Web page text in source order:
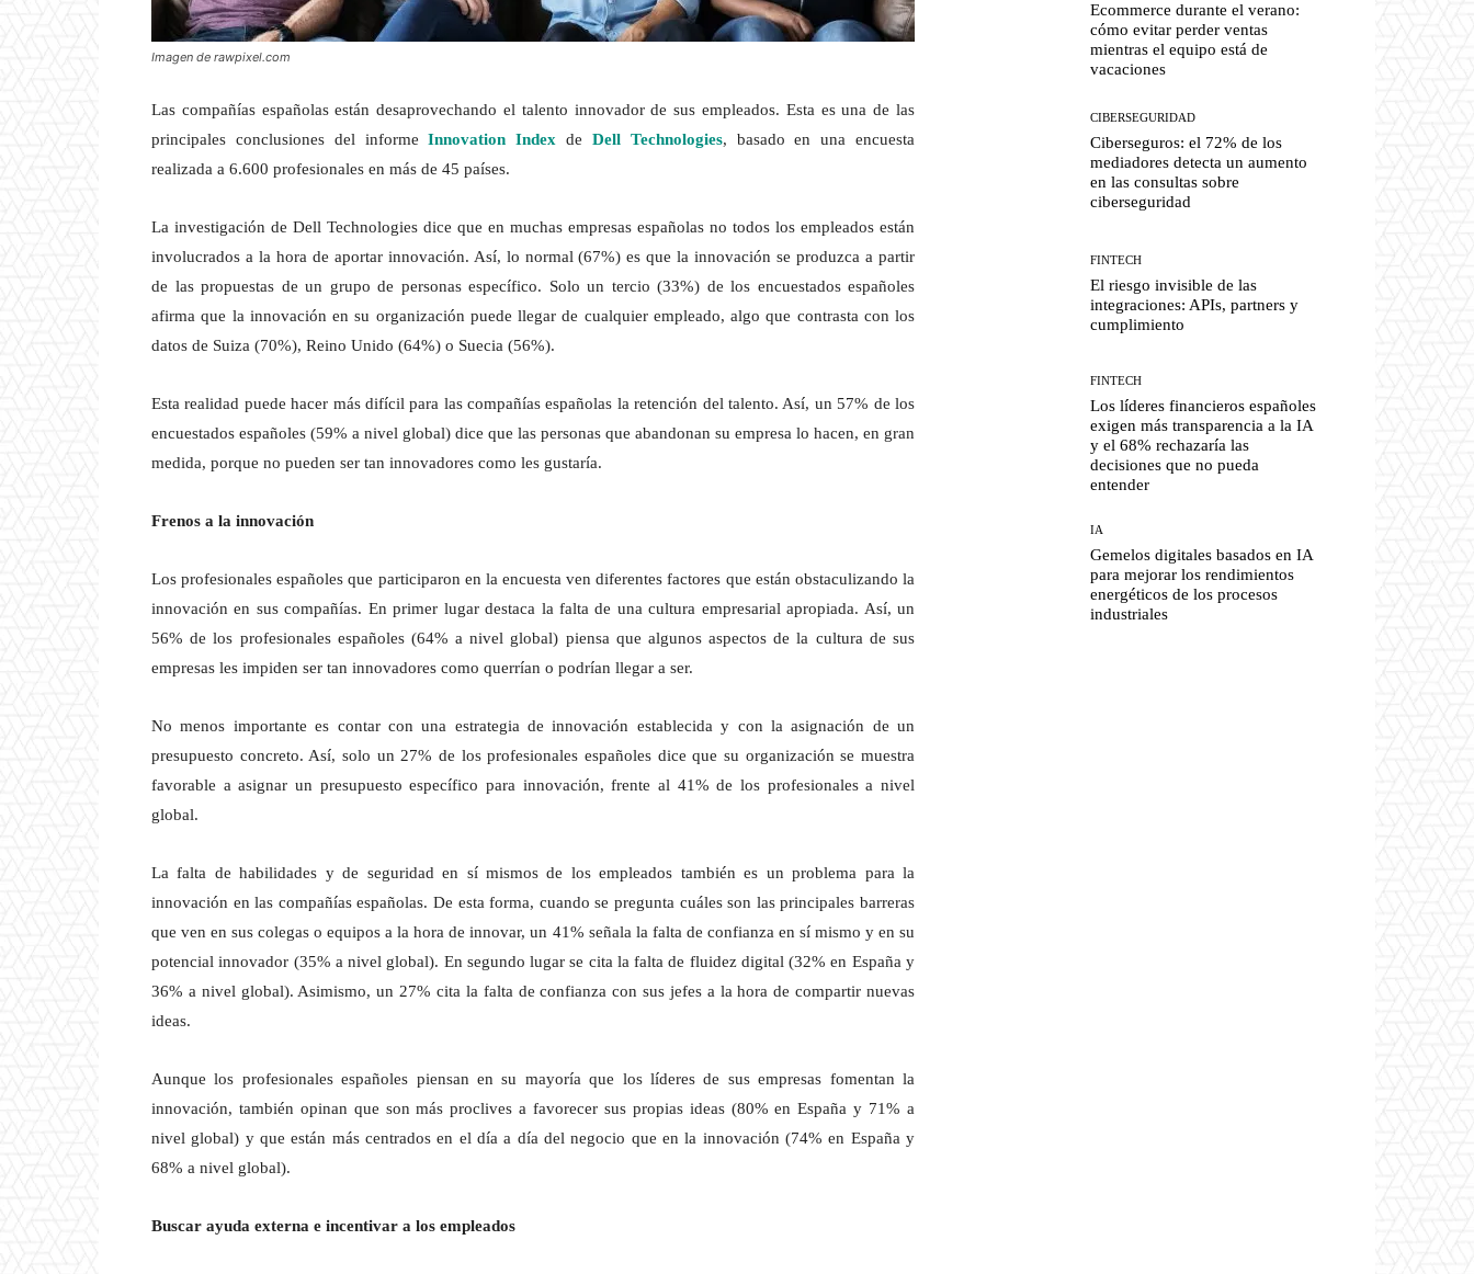
Imagen de rawpixel.com
Las compañías españolas están desaprovechando el talento innovador de sus empleados. Esta es una de las
principales conclusiones del informeInnovation Index de Dell Technologies, basado en una encuesta
realizada a 6.600 profesionales en más de 45 países.
La investigación de Dell Technologies dice que en muchas empresas españolas no todos los empleados están
involucrados a la hora de aportar innovación. Así, lo normal (67%) es que la innovación se produzca a partir
de las propuestas de un grupo de personas específico. Solo un tercio (33%) de los encuestados españoles
afirma que la innovación en su organización puede llegar de cualquier empleado, algo que contrasta con los
datos de Suiza (70%), Reino Unido (64%) o Suecia (56%).
Esta realidad puede hacer más difícil para las compañías españolas la retención del talento. Así, un 57% de los
encuestados españoles (59% a nivel global) dice que las personas que abandonan su empresa lo hacen, en gran
medida, porque no pueden ser tan innovadores como les gustaría.
Frenos a la innovación
Los profesionales españoles que participaron en la encuesta ven diferentes factores que están obstaculizando la
innovación en sus compañías. En primer lugar destaca la falta de una cultura empresarial apropiada. Así, un
56% de los profesionales españoles (64% a nivel global) piensa que algunos aspectos de la cultura de sus
empresas les impiden ser tan innovadores como querrían o podrían llegar a ser.
No menos importante es contar con una estrategia de innovación establecida y con la asignación de un
presupuesto concreto. Así, solo un 27% de los profesionales españoles dice que su organización se muestra
favorable a asignar un presupuesto específico para innovación, frente al 41% de los profesionales a nivel
global.
La falta de habilidades y de seguridad en sí mismos de los empleados también es un problema para la
innovación en las compañías españolas. De esta forma, cuando se pregunta cuáles son las principales barreras
que ven en sus colegas o equipos a la hora de innovar, un 41% señala la falta de confianza en sí mismo y en su
potencial innovador (35% a nivel global). En segundo lugar se cita la falta de fluidez digital (32% en España y
36% a nivel global). Asimismo, un 27% cita la falta de confianza con sus jefes a la hora de compartir nuevas
ideas.
Aunque los profesionales españoles piensan en su mayoría que los líderes de sus empresas fomentan la
innovación, también opinan que son más proclives a favorecer sus propias ideas (80% en España y 71% a
nivel global) y que están más centrados en el día a día del negocio que en la innovación (74% en España y
68% a nivel global).
Buscar ayuda externa e incentivar a los empleados
Ecommerce durante el verano:
cómo evitar perder ventas
mientras el equipo está de
vacaciones
CIBERSEGURIDAD
Ciberseguros: el 72% de los
mediadores detecta un aumento
en las consultas sobre
ciberseguridad
FINTECH
El riesgo invisible de las
integraciones: APIs, partners y
cumplimiento
FINTECH
Los líderes financieros españoles
exigen más transparencia a la IA
y el 68% rechazaría las
decisiones que no pueda
entender
IA
Gemelos digitales basados en IA
para mejorar los rendimientos
energéticos de los procesos
industriales